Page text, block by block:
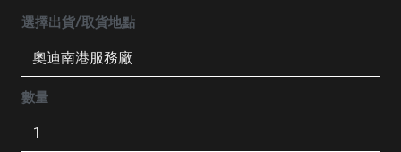
選擇出貨/取貨地點
數量